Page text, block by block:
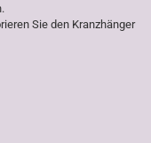
Sie den Kranzhänger